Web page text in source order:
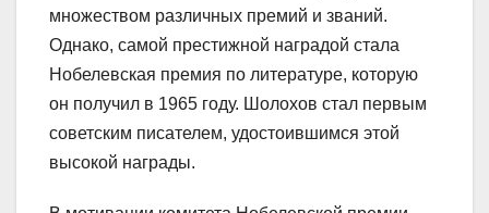
множеством различных премий и званий.
Однако, самой престижной наградой стала
Нобелевская премия по литературе, которую
он получил в 1965 году. Шолохов стал первым
советским писателем, удостоившимся этой
высокой награды.